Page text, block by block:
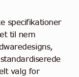
specifikationer
til nem
valg for